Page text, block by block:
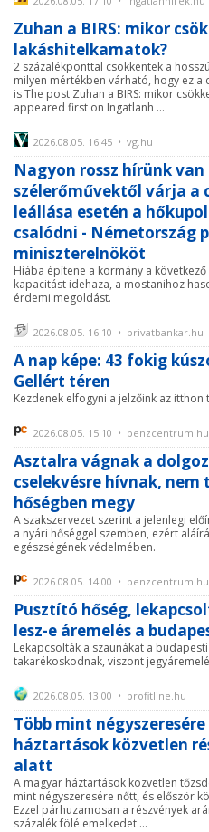
Zuhan a BIRS: mikor
lakáshitelkamatok?
2 százalékponttal csökkentek a
milyen mértékben várható, hogy ez
is The post Zuhan a BIRS: mikor
appeared first on Ingatlanh ...
2026.08.05. 16:45 • vg.hu
Nagyon rossz hírünk
szélerőművektől várja a
leállása esetén a
csalódni - Németország
miniszterelnököt
Hiába építene a kormány a
kapacitást idehaza, a mostanihoz
érdemi megoldást.
2026.08.05. 16:10 • privatbankar.hu
A nap képe: 43 fokig
Gellért téren
Kezdenek elfogyni a jelzőink az
2026.08.05. 15:10 • penzcentrum.hu
Asztalra vágnak a
cselekvésre hívnak,
hőségben megy
A szakszervezet szerint a jelenlegi
a nyári hőséggel szemben, ezért
egészségének védelmében.
2026.08.05. 14:00 • penzcentrum.hu
Pusztító hőség,
lesz-e áremelés a
Lekapcsolták a szaunákat a
takarékoskodnak, viszont
2026.08.05. 13:00 • profitline.hu
Több mint
háztartások közvetlen
alatt
A magyar háztartások közvetlen
mint négyszeresére nőtt, és először
Ezzel párhuzamosan a részvények
százalék fölé emelkedet ...